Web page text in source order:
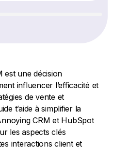
est une décision
influencer l’efficacité et
de vente et
t’aide à simplifier la
CRM et HubSpot
les aspects clés
interactions client et